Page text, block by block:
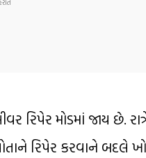
મોડમાં જાય છે.
રિપેર કરવાને બદલે